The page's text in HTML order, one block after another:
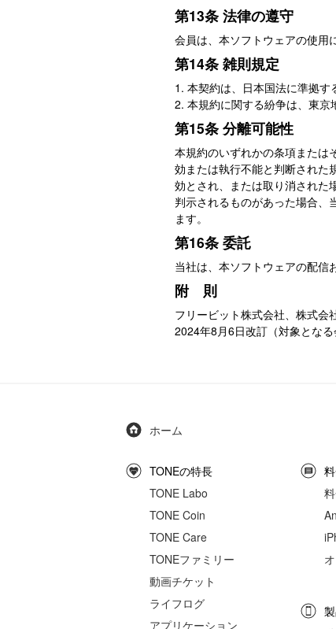
第13条 法律の遵守
会員は、本ソフトウェアの使用
第14条 雑則規定
1. 本契約は、日本国法に準拠す
2. 本規約に関する紛争は、東京
第15条 分離可能性
本規約のいずれかの条項または
効または執行不能と判断された
効とされ、または取り消された
判示されるものがあった場合、
ます。
第16条 委託
当社は、本ソフトウェアの配信
附 則
フリービット株式会社、株式会
2024年8月6日改訂（対象となる
ホーム
TONEの特長
TONE Labo
TONE Coin
TONE Care
TONEファミリー
動画チケット
ライフログ
アプリケーション